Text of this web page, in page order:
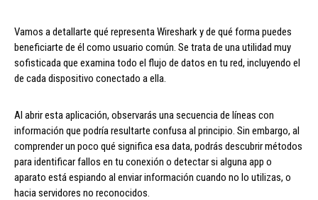
Vamos a detallarte qué representa Wireshark y de qué forma puedes
beneficiarte de él como usuario común. Se trata de una utilidad muy
sofisticada que examina todo el flujo de datos en tu red, incluyendo el
de cada dispositivo conectado a ella.
Al abrir esta aplicación, observarás una secuencia de líneas con
información que podría resultarte confusa al principio. Sin embargo, al
comprender un poco qué significa esa data, podrás descubrir métodos
para identificar fallos en tu conexión o detectar si alguna app o
aparato está espiando al enviar información cuando no lo utilizas, o
hacia servidores no reconocidos.